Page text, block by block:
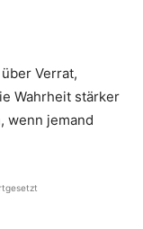
Verrat,
Wahrheit stärker
wenn jemand